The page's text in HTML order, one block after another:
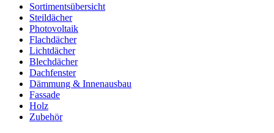
Sortimentsübersicht
Steildächer
Photovoltaik
Flachdächer
Lichtdächer
Blechdächer
Dachfenster
Dämmung & Innenausbau
Fassade
Holz
Zubehör